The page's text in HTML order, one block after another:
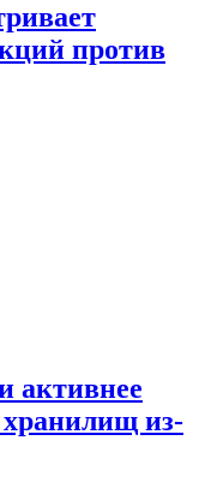
против
активнее
хранилищ из-